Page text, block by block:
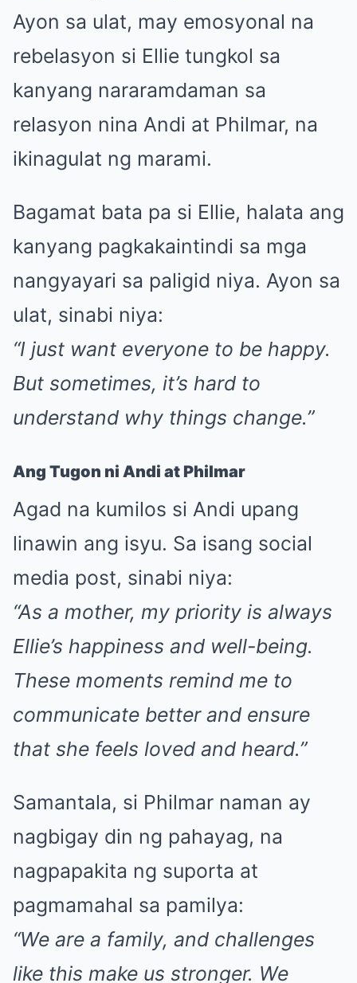
Ayon sa ulat, may emosyonal na
rebelasyon si Ellie tungkol sa
kanyang nararamdaman sa
relasyon nina Andi at Philmar, na
ikinagulat ng marami.
Bagamat bata pa si Ellie, halata ang
kanyang pagkakaintindi sa mga
nangyayari sa paligid niya. Ayon sa
ulat, sinabi niya:
“I just want everyone to be happy.
But sometimes, it’s hard to
understand why things change.”
Ang Tugon ni Andi at Philmar
Agad na kumilos si Andi upang
linawin ang isyu. Sa isang social
media post, sinabi niya:
“As a mother, my priority is always
Ellie’s happiness and well-being.
These moments remind me to
communicate better and ensure
that she feels loved and heard.”
Samantala, si Philmar naman ay
nagbigay din ng pahayag, na
nagpapakita ng suporta at
pagmamahal sa pamilya:
“We are a family, and challenges
like this make us stronger. We